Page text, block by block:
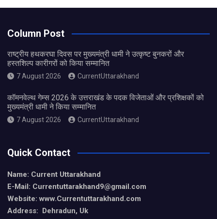
Column Post
राष्ट्रीय हथकरघा दिवस पर मुख्यमंत्री धामी ने उत्कृष्ट बुनकरों और
हस्तशिल्प कारीगरों को किया सम्मानित
7 August 2026 CurrentUttarakhand
कॉमनवेल्थ गेम्स 2026 के उत्तराखंड के पदक विजेताओं और प्रशिक्षकों को
मुख्यमंत्री धामी ने किया सम्मानित
7 August 2026 CurrentUttarakhand
Quick Contact
Name: Current Uttarakhand
E-Mail: Currentuttarakhand9@gmail.com
Website: www.Currentuttarakhand.com
Address: Dehradun, Uk